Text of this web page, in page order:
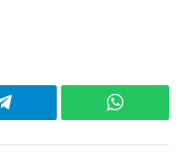
Telegram